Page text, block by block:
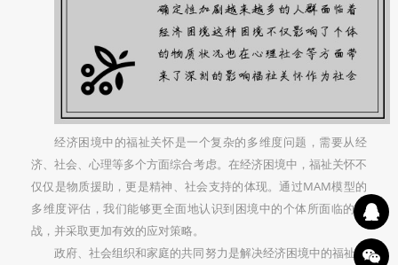
经济困境中的福祉关怀是一个复杂的多维度问题，需要从经
济、社会、心理等多个方面综合考虑。在经济困境中，福祉关怀不
仅仅是物质援助，更是精神、社会支持的体现。通过MAM模型的
多维度评估，我们能够更全面地认识到困境中的个体所面临的挑
战，并采取更加有效的应对策略。
政府、社会组织和家庭的共同努力是解决经济困境中的福祉关